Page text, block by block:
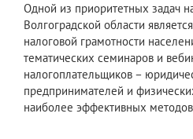
Одной из приоритетных задач
Волгоградской области
налоговой грамотности
тематических семинаров и
налогоплательщиков –
предпринимателей и
наиболее эффективных